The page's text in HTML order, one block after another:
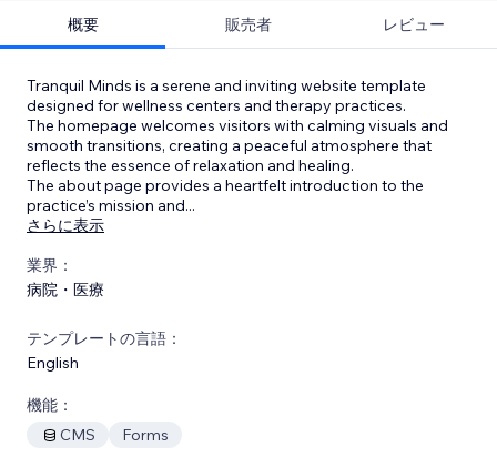
概要 販売者 レビュー
Tranquil Minds is a serene and inviting website template
designed for wellness centers and therapy practices.
The homepage welcomes visitors with calming visuals and
smooth transitions, creating a peaceful atmosphere that
reflects the essence of relaxation and healing.
The about page provides a heartfelt introduction to the
practice’s mission and...
さらに表示
業界：
病院・医療
テンプレートの言語：
English
機能：
CMS
Forms